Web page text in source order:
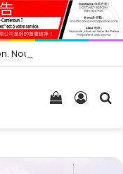
Voir